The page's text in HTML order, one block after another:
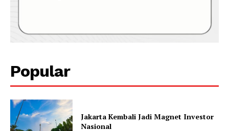
Popular
Jakarta Kembali Jadi Magnet Investor
Nasional